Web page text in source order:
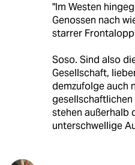
"Im Westen
Genossen nach
starrer
Soso. Sind also
Gesellschaft,
demzufolge auch
stehen außerhalb
unterschwellige